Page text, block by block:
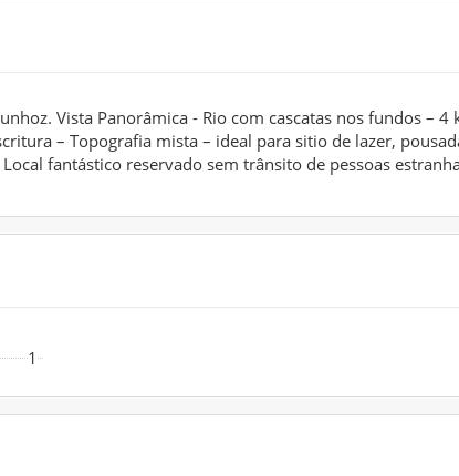
Vista Panorâmica - Rio com cascatas nos fundos – 4
– Topografia mista – ideal para sitio de lazer,
fantástico reservado sem trânsito de pessoas
1